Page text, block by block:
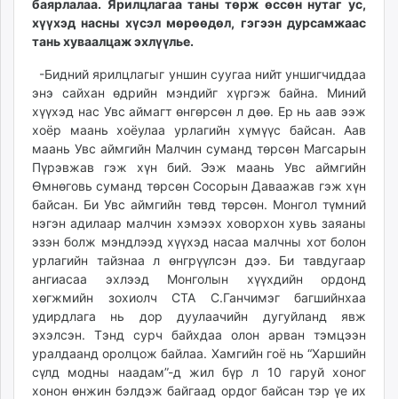
zarig.mn
today.mn
mminfo.mn
ugluu.mn
urlag.mn
unen.mn
asu.mn
shudarga.mn
shuurhai.mn
unuudur.mn
isee.mn
mglradio.com
fact.mn
itoim.mn
tumen.mn
shuum.mn
times.mn
баярлалаа. Ярилцлагаа таны төрж өссөн нутаг ус,
хүүхэд насны хүсэл мөрөөдөл, гэгээн дурсамжаас
тань хуваалцаж эхлүүлье.
-Бидний ярилцлагыг уншин суугаа нийт уншигчиддаа
энэ сайхан өдрийн мэндийг хүргэж байна. Миний
хүүхэд нас Увс аймагт өнгөрсөн л дөө. Ер нь аав ээж
хоёр маань хоёулаа урлагийн хүмүүс байсан. Аав
маань Увс аймгийн Малчин суманд төрсөн Магсарын
Пүрэвжав гэж хүн бий. Ээж маань Увс аймгийн
Өмнөговь суманд төрсөн Сосорын Даваажав гэж хүн
байсан. Би Увс аймгийн төвд төрсөн. Монгол түмний
нэгэн адилаар малчин хэмээх ховорхон хувь заяаны
эзэн болж мэндлээд хүүхэд насаа малчны хот болон
урлагийн тайзнаа л өнгрүүлсэн дээ. Би тавдугаар
ангиасаа эхлээд Монголын хүүхдийн ордонд
хөгжмийн зохиолч СТА С.Ганчимэг багшийнхаа
удирдлага нь дор дуулаачийн дугуйланд явж
эхэлсэн. Тэнд сурч байхдаа олон арван тэмцээн
уралдаанд оролцож байлаа. Хамгийн гоё нь “Харшийн
сүлд модны наадам”-д жил бүр л 10 гаруй хоног
хонон өнжин бэлдэж байгаад ордог байсан тэр үе их